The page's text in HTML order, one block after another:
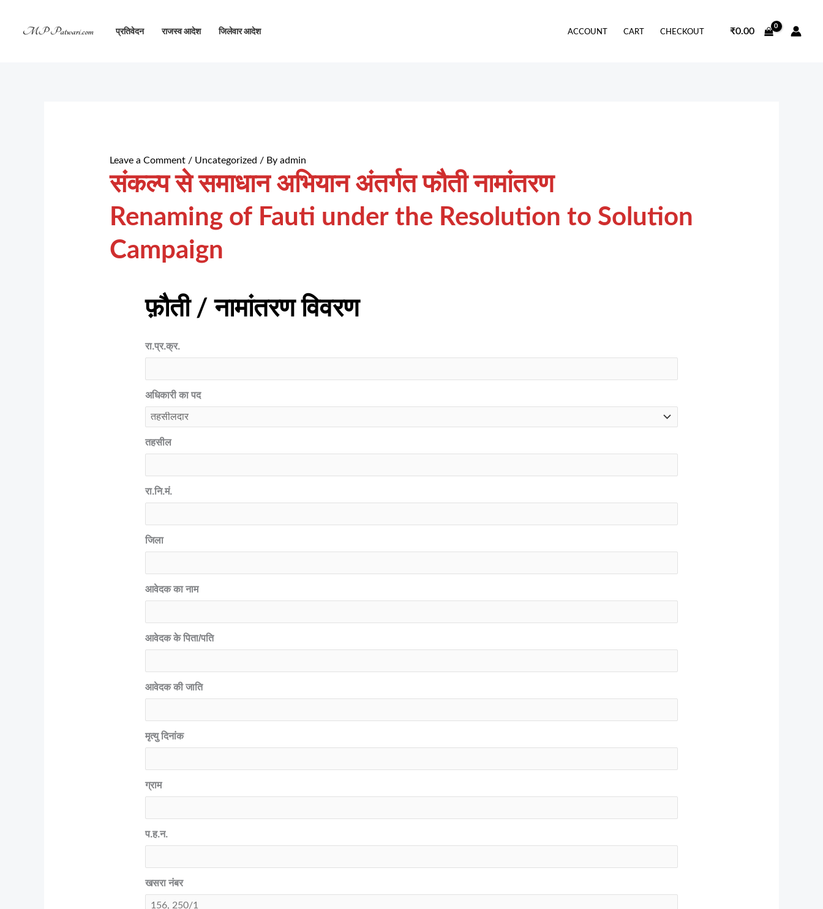
प्रतिवेदन राजस्व आदेश जिलेवार आदेश ACCOUNT CART CHECKOUT ₹0.00
Leave a Comment / Uncategorized / By admin
संकल्प से समाधान अभियान अंतर्गत फौती नामांतरण
Renaming of Fauti under the Resolution to Solution
Campaign
फ़ौती / नामांतरण विवरण
रा.प्र.क्र.
अधिकारी का पद
तहसील
रा.नि.मं.
जिला
आवेदक का नाम
आवेदक के पिता/पति
आवेदक की जाति
मृत्यु दिनांक
ग्राम
प.ह.न.
खसरा नंबर